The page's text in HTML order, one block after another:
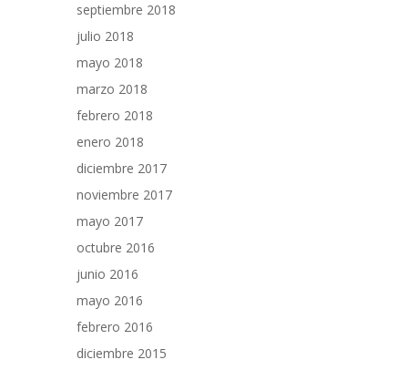
septiembre 2018
julio 2018
mayo 2018
marzo 2018
febrero 2018
enero 2018
diciembre 2017
noviembre 2017
mayo 2017
octubre 2016
junio 2016
mayo 2016
febrero 2016
diciembre 2015